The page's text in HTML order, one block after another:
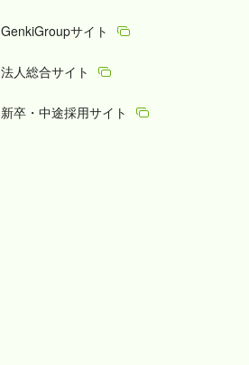
GenkiGroupサイト
法人総合サイト
新卒・中途採用サイト